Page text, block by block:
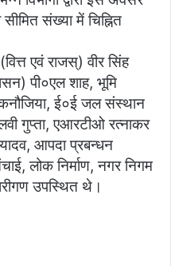
संख्या में चिह्नित
एवं राजस्) वीर सिंह
पी०एल शाह, भूमि
कनौजिया, ई०ई जल संस्थान
गुप्ता, एआरटीओ रत्नाकर
आपदा प्रबन्धन
लोक निर्माण, नगर निगम
उपस्थित थे।